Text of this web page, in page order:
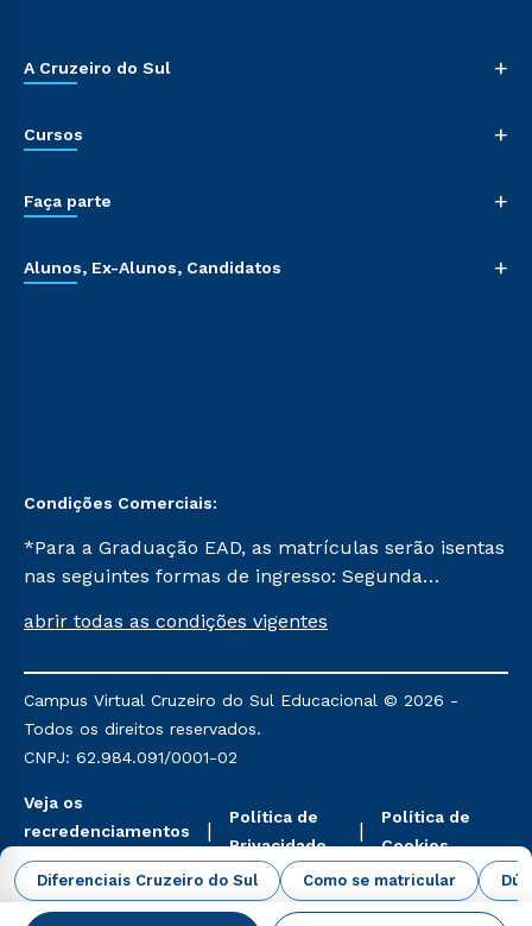
Diferenciais Cruzeiro do Sul Como se matricular
A Cruzeiro do Sul +
Cursos +
Faça parte +
Alunos, Ex-Alunos, Candidatos +
Condições Comerciais:
*Para a Graduação EAD, as matrículas serão isentas
nas seguintes formas de ingresso: Segunda
Já para as demais, a taxa de matrícula será de R$
mencionadas são referentes aos cursos: Ensino
Religioso, Geografia para a Docência e Metodologia
do Ensino de História: Questões Atuais.
abrir todas as condições vigentes
Campus Virtual Cruzeiro do Sul Educacional © 2026 -
Todos os direitos reservados.
CNPJ: 62.984.091/0001-02
Veja os
recredenciamentos
aqui
Política de
Privacidade
Política de
Cookies